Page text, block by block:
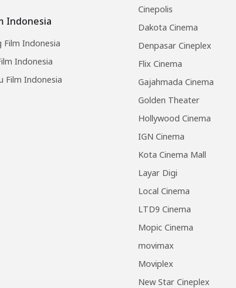
Indonesia
Film Indonesia
Indonesia
Film Indonesia
Cinepolis
Dakota Cinema
Denpasar Cineplex
Flix Cinema
Gajahmada Cinema
Golden Theater
Hollywood Cinema
IGN Cinema
Kota Cinema Mall
Layar Digi
Local Cinema
LTD9 Cinema
Mopic Cinema
movimax
Moviplex
New Star Cineplex